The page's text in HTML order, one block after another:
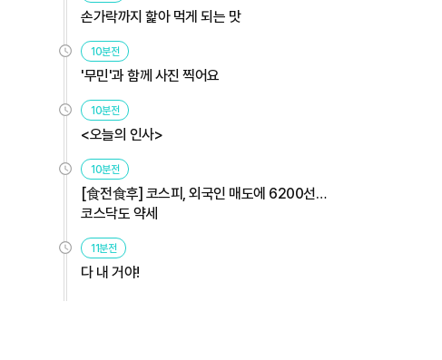
손가락까지 핥아 먹게 되는 맛
10분전
'무민'과 함께 사진 찍어요
10분전
<오늘의 인사>
10분전
[食전食후] 코스피, 외국인 매도에 6200선…
코스닥도 약세
11분전
다 내 거야!